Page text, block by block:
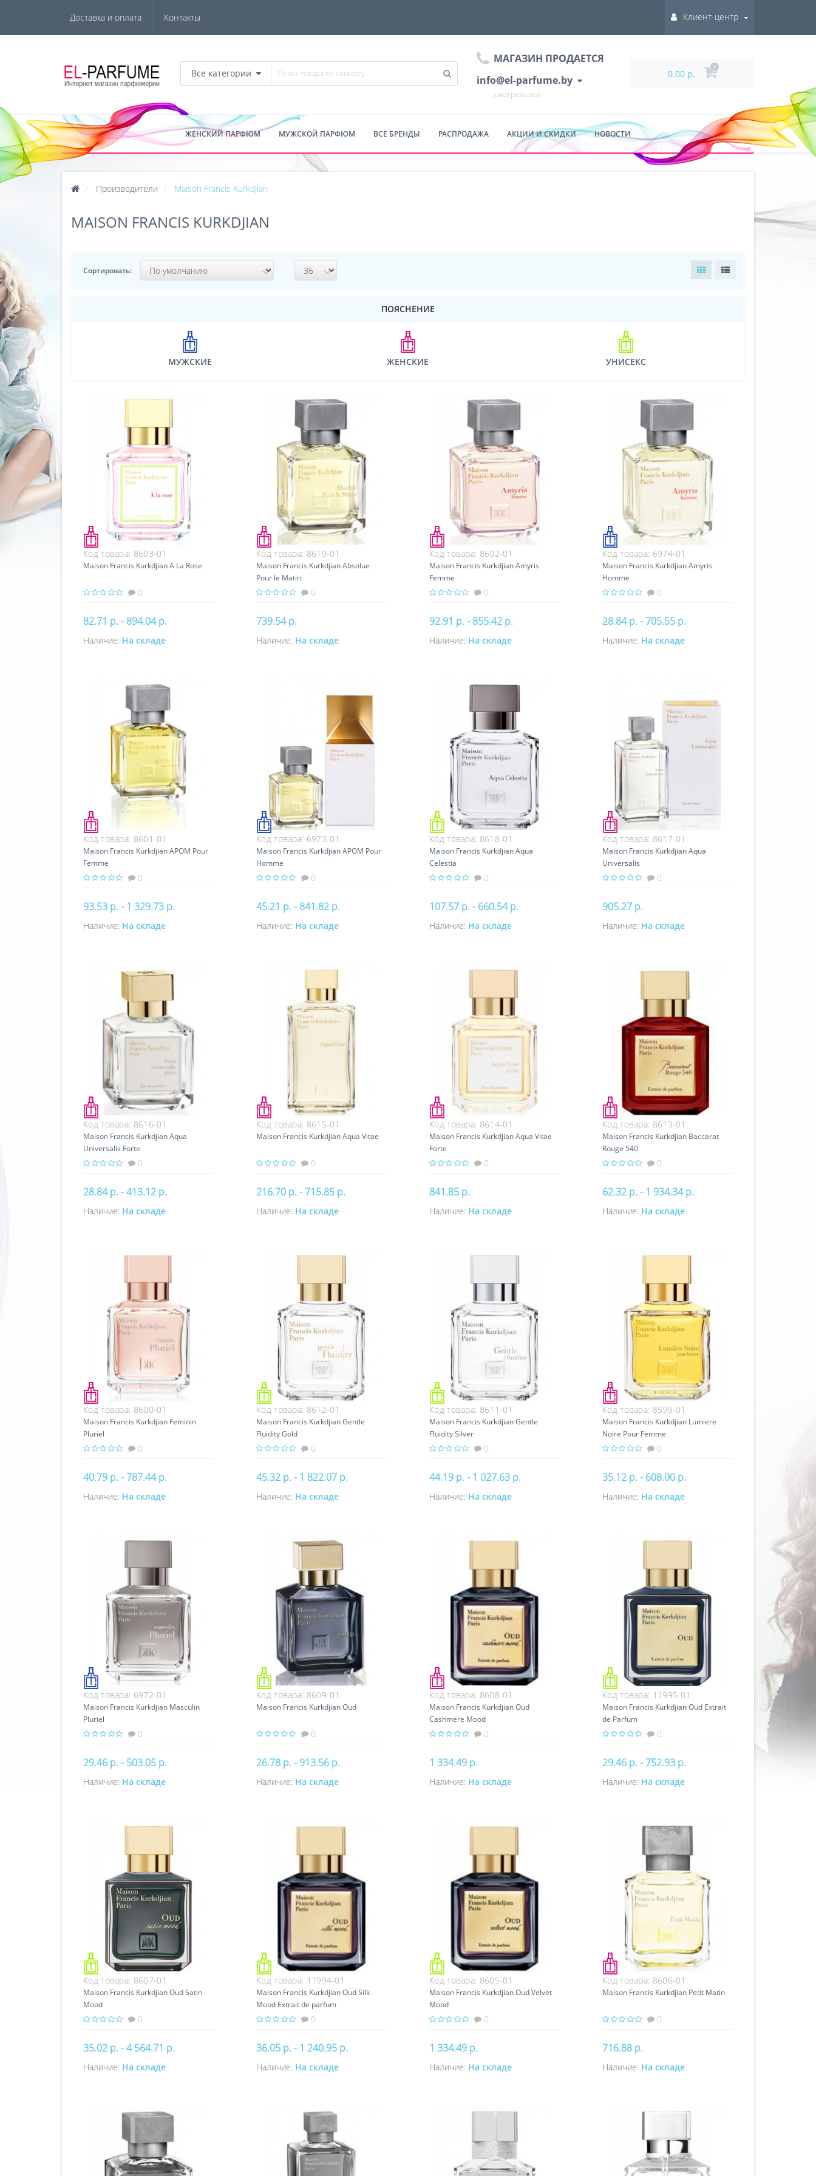
Доставка и оплата Контакты Клиент-центр
Все категории
МАГАЗИН ПРОДАЕТСЯ
info@el-parfume.by
смотреть все
0.00 р.
0
ЖЕНСКИЙ ПАРФЮМ МУЖСКОЙ ПАРФЮМ ВСЕ БРЕНДЫ РАСПРОДАЖА АКЦИИ И СКИДКИ НОВОСТИ
Производители Maison Francis Kurkdjian
MAISON FRANCIS KURKDJIAN
Сортировать:
ПОЯСНЕНИЕ
МУЖСКИЕ ЖЕНСКИЕ УНИСЕКС
Код товара: 8603-01
Maison Francis Kurkdjian A La Rose
0
82.71 р. - 894.04 р.
Купить
Наличие: На складе
Код товара: 8619-01
Maison Francis Kurkdjian Absolue
Pour le Matin
0
739.54 р.
Купить
Наличие: На складе
Код товара: 8602-01
Maison Francis Kurkdjian Amyris
Femme
0
92.91 р. - 855.42 р.
Купить
Наличие: На складе
Код товара: 6974-01
Maison Francis Kurkdjian Amyris
Homme
0
28.84 р. - 705.55 р.
Купить
Наличие: На складе
Код товара: 8601-01
Maison Francis Kurkdjian APOM Pour
Femme
0
93.53 р. - 1 329.73 р.
Купить
Наличие: На складе
Код товара: 6973-01
Maison Francis Kurkdjian APOM Pour
Homme
0
45.21 р. - 841.82 р.
Купить
Наличие: На складе
Код товара: 8618-01
Maison Francis Kurkdjian Aqua
Celestia
0
107.57 р. - 660.54 р.
Купить
Наличие: На складе
Код товара: 8617-01
Maison Francis Kurkdjian Aqua
Universalis
0
905.27 р.
Купить
Наличие: На складе
Код товара: 8616-01
Maison Francis Kurkdjian Aqua
Universalis Forte
0
28.84 р. - 413.12 р.
Купить
Наличие: На складе
Код товара: 8615-01
Maison Francis Kurkdjian Aqua Vitae
0
216.70 р. - 715.85 р.
Купить
Наличие: На складе
Код товара: 8614-01
Maison Francis Kurkdjian Aqua Vitae
Forte
0
841.85 р.
Купить
Наличие: На складе
Код товара: 8613-01
Maison Francis Kurkdjian Baccarat
Rouge 540
0
62.32 р. - 1 934.34 р.
Купить
Наличие: На складе
Код товара: 8600-01
Maison Francis Kurkdjian Feminin
Pluriel
0
40.79 р. - 787.44 р.
Купить
Наличие: На складе
Код товара: 8612-01
Maison Francis Kurkdjian Gentle
Fluidity Gold
0
45.32 р. - 1 822.07 р.
Купить
Наличие: На складе
Код товара: 8611-01
Maison Francis Kurkdjian Gentle
Fluidity Silver
0
44.19 р. - 1 027.63 р.
Купить
Наличие: На складе
Код товара: 8599-01
Maison Francis Kurkdjian Lumiere
Noire Pour Femme
0
35.12 р. - 608.00 р.
Купить
Наличие: На складе
Код товара: 6972-01
Maison Francis Kurkdjian Masculin
Pluriel
0
29.46 р. - 503.05 р.
Купить
Наличие: На складе
Код товара: 8609-01
Maison Francis Kurkdjian Oud
0
26.78 р. - 913.56 р.
Купить
Наличие: На складе
Код товара: 8608-01
Maison Francis Kurkdjian Oud
Cashmere Mood
0
1 334.49 р.
Купить
Наличие: На складе
Код товара: 11995-01
Maison Francis Kurkdjian Oud Extrait
de Parfum
0
29.46 р. - 752.93 р.
Купить
Наличие: На складе
Код товара: 8607-01
Maison Francis Kurkdjian Oud Satin
Mood
0
35.02 р. - 4 564.71 р.
Купить
Наличие: На складе
Код товара: 11994-01
Maison Francis Kurkdjian Oud Silk
Mood Extrait de parfum
0
36.05 р. - 1 240.95 р.
Купить
Наличие: На складе
Код товара: 8605-01
Maison Francis Kurkdjian Oud Velvet
Mood
0
1 334.49 р.
Купить
Наличие: На складе
Код товара: 8606-01
Maison Francis Kurkdjian Petit Matin
0
716.88 р.
Купить
Наличие: На складе